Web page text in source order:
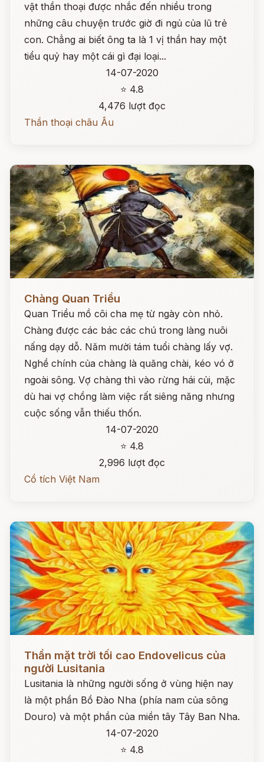
vật thần thoại được nhắc đến nhiều trong
những câu chuyện trước giờ đi ngủ của lũ trẻ
con. Chẳng ai biết ông ta là 1 vị thần hay một
tiểu quỷ hay một cái gì đại loại...
14-07-2020
⭐ 4.8
4,476 lượt đọc
Thần thoại châu Âu
Chàng Quan Triều
Quan Triều mồ côi cha mẹ từ ngày còn nhỏ.
Chàng được các bác các chú trong làng nuôi
nấng dạy dỗ. Năm mười tám tuổi chàng lấy vợ.
Nghề chính của chàng là quăng chài, kéo vó ở
ngoài sông. Vợ chàng thì vào rừng hái củi, mặc
dù hai vợ chồng làm việc rất siêng năng nhưng
cuộc sống vẫn thiếu thốn.
14-07-2020
⭐ 4.8
2,996 lượt đọc
Cổ tích Việt Nam
Đọc ngay
Thần mặt trời tối cao Endovelicus của
người Lusitania
Lusitania là những người sống ở vùng hiện nay
là một phần Bồ Đào Nha (phía nam của sông
Douro) và một phần của miền tây Tây Ban Nha.
14-07-2020
⭐ 4.8